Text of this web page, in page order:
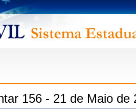
156 - 21 de Maio de